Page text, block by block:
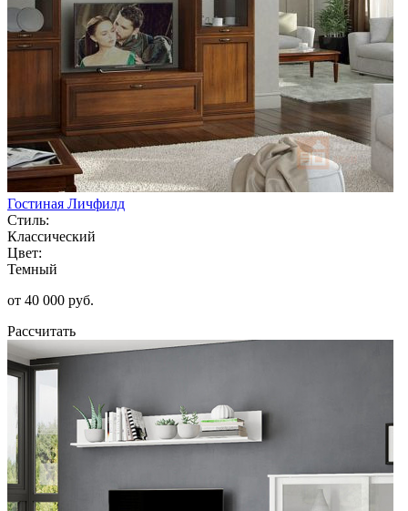
Гостиная Личфилд
Стиль:
Классический
Цвет:
Темный
от 40 000 руб.
Рассчитать